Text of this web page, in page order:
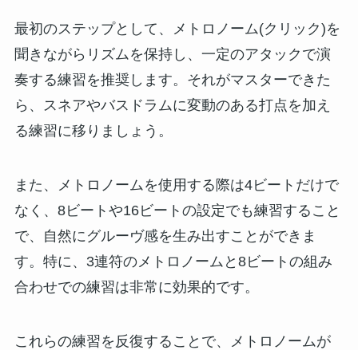
最初のステップとして、メトロノーム(クリック)を
聞きながらリズムを保持し、一定のアタックで演
奏する練習を推奨します。それがマスターできた
ら、スネアやバスドラムに変動のある打点を加え
る練習に移りましょう。
また、メトロノームを使用する際は4ビートだけで
なく、8ビートや16ビートの設定でも練習すること
で、自然にグルーヴ感を生み出すことができま
す。特に、3連符のメトロノームと8ビートの組み
合わせでの練習は非常に効果的です。
これらの練習を反復することで、メトロノームが